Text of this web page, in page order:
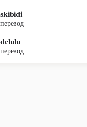
skibidi
перевод
delulu
перевод